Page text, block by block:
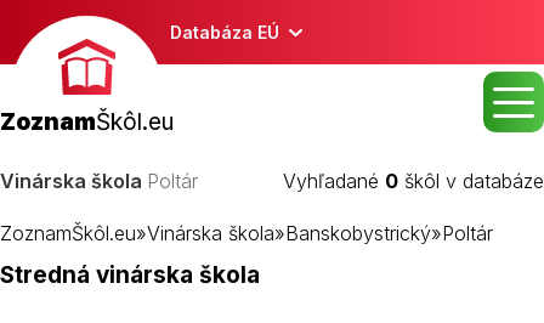
Databáza EÚ
ZoznamŠkôl.eu
Vinárska škola Poltár Vyhľadané 0 škôl v databáze
ZoznamŠkôl.eu»Vinárska škola»Banskobystrický»Poltár
Stredná vinárska škola